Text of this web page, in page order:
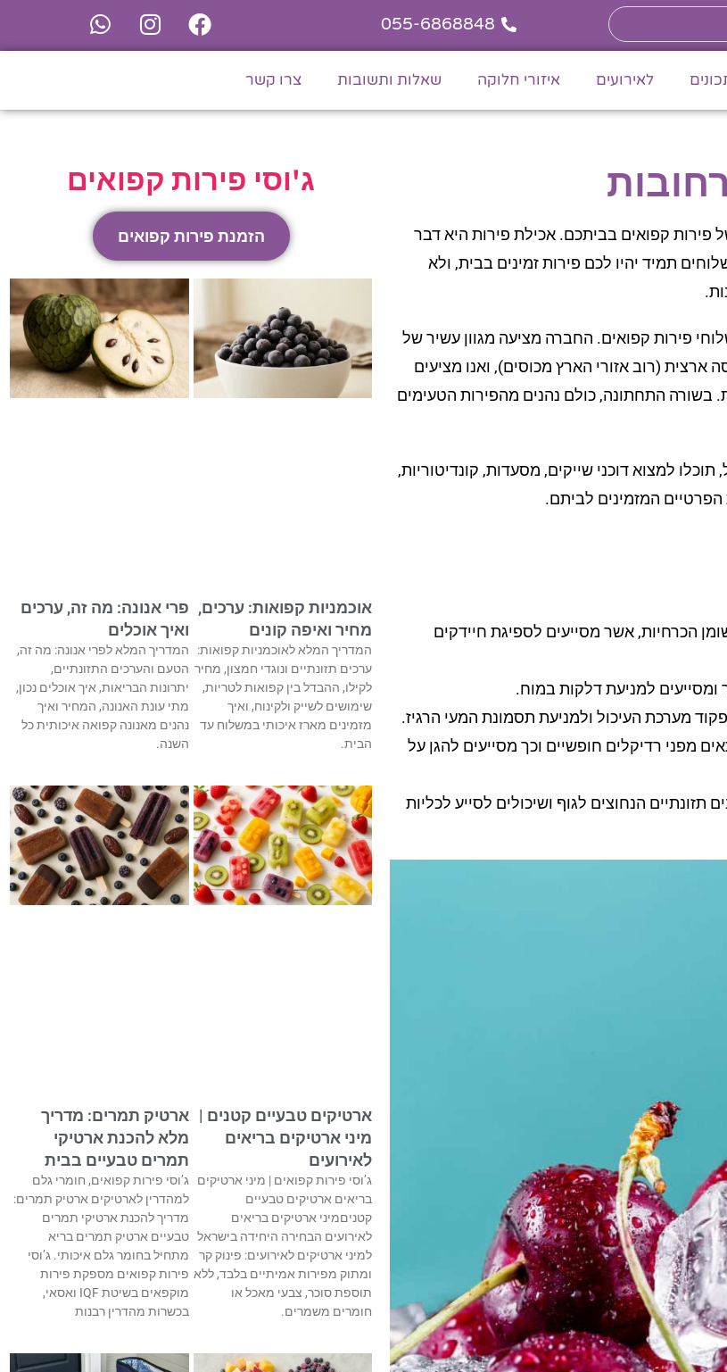
055-6868848
לאירועים איזורי חלוקה שאלות ותשובות צרו קשר
פירות קפואים בביתכם. אכילת פירות היא דבר
תמיד יהיו לכם פירות זמינים בבית, ולא
פירות קפואים. החברה מציעה מגוון עשיר של
(רוב אזורי הארץ מכוסים), ואנו מציעים
בשורה התחתונה, כולם נהנים מהפירות הטעימים
למצוא דוכני שייקים, מסעדות, קונדיטוריות,
הפרטיים המזמינים לביתם.
הכרחיות, אשר מסייעים לספיגת חיידקים
ומסייעים למניעת דלקות במוח.
מערכת העיכול ולמניעת תסמונת המעי הרגיז.
מפני רדיקלים חופשיים וכך מסייעים להגן על
תזונתיים הנחוצים לגוף ושיכולים לסייע לכליות
ג'וסי פירות קפואים
הזמנת פירות קפואים
אוכמניות קפואות: ערכים,
מחיר ואיפה קונים
המדריך המלא לאוכמניות קפואות:
ערכים תזונתיים ונוגדי חמצון, מחיר
לקילו, ההבדל בין קפואות לטריות,
שימושים לשייק ולקינוח, ואיך
מזמינים מארז איכותי במשלוח עד
הבית.
פרי אנונה: מה זה, ערכים
ואיך אוכלים
המדריך המלא לפרי אנונה: מה זה,
הטעם והערכים התזונתיים,
יתרונות הבריאות, איך אוכלים נכון,
מתי עונת האנונה, המחיר ואיך
נהנים מאנונה קפואה איכותית כל
השנה.
ארטיקים טבעיים קטנים |
מיני ארטיקים בריאים
לאירועים
ג’וסי פירות קפואים | מיני ארטיקים
בריאים ארטיקים טבעיים
קטניםמיני ארטיקים בריאים
לאירועים הבחירה היחידה בישראל
למיני ארטיקים לאירועים: פינוק קר
ומתוק מפירות אמיתיים בלבד, ללא
תוספת סוכר, צבעי מאכל או
חומרים משמרים.
ארטיק תמרים: מדריך
מלא להכנת ארטיקי
תמרים טבעיים בבית
ג’וסי פירות קפואים, חומרי גלם
למהדרין לארטיקים ארטיק תמרים:
מדריך להכנת ארטיקי תמרים
טבעיים ארטיק תמרים בריא
מתחיל בחומר גלם איכותי. ג’וסי
פירות קפואים מספקת פירות
מוקפאים בשיטת IQF ואסאי,
בכשרות מהדרין רבנות